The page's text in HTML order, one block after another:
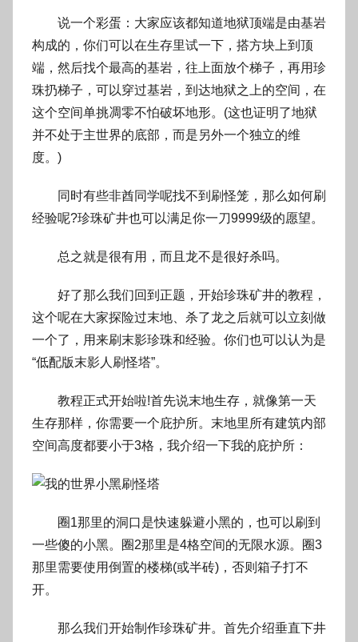
说一个彩蛋：大家应该都知道地狱顶端是由基岩
构成的，你们可以在生存里试一下，搭方块上到顶
端，然后找个最高的基岩，往上面放个梯子，再用珍
珠扔梯子，可以穿过基岩，到达地狱之上的空间，在
这个空间单挑凋零不怕破坏地形。(这也证明了地狱
并不处于主世界的底部，而是另外一个独立的维
度。)
同时有些非酋同学呢找不到刷怪笼，那么如何刷
经验呢?珍珠矿井也可以满足你一刀9999级的愿望。
总之就是很有用，而且龙不是很好杀吗。
好了那么我们回到正题，开始珍珠矿井的教程，
这个呢在大家探险过末地、杀了龙之后就可以立刻做
一个了，用来刷末影珍珠和经验。你们也可以认为是
“低配版末影人刷怪塔”。
教程正式开始啦!首先说末地生存，就像第一天
生存那样，你需要一个庇护所。末地里所有建筑内部
空间高度都要小于3格，我介绍一下我的庇护所：
圈1那里的洞口是快速躲避小黑的，也可以刷到
一些傻的小黑。圈2那里是4格空间的无限水源。圈3
那里需要使用倒置的楼梯(或半砖)，否则箱子打不
开。
那么我们开始制作珍珠矿井。首先介绍垂直下井